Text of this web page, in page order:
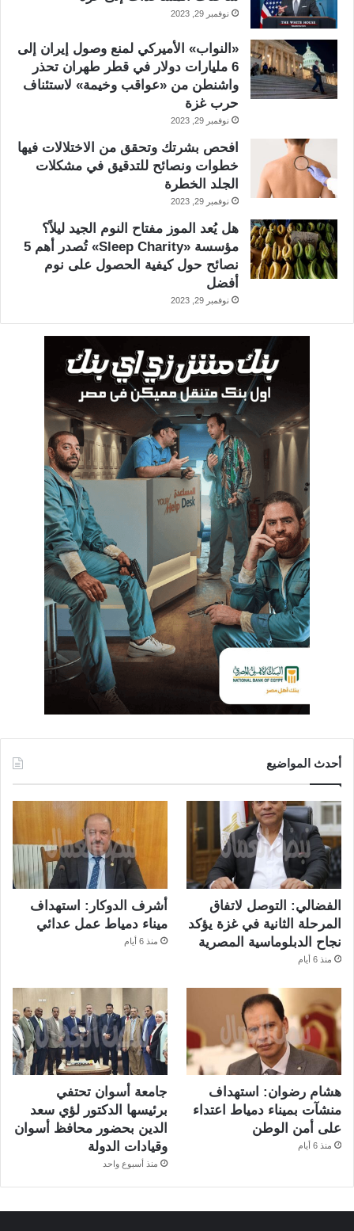
نوفمبر 29, 2023
«النواب» الأميركي لمنع وصول إيران إلى
6 مليارات دولار في قطر طهران تحذر
واشنطن من «عواقب وخيمة» لاستئناف
حرب غزة
نوفمبر 29, 2023
افحص بشرتك وتحقق من الاختلالات فيها
خطوات ونصائح للتدقيق في مشكلات
الجلد الخطرة
نوفمبر 29, 2023
هل يُعد الموز مفتاح النوم الجيد ليلاً؟
مؤسسة «Sleep Charity» تُصدر أهم 5
نصائح حول كيفية الحصول على نوم
أفضل
نوفمبر 29, 2023
أحدث المواضيع
الفضالي: التوصل لاتفاق
المرحلة الثانية في غزة يؤكد
نجاح الدبلوماسية المصرية
منذ 6 أيام
أشرف الدوكار: استهداف
ميناء دمياط عمل عدائي
منذ 6 أيام
هشام رضوان: استهداف
منشآت بميناء دمياط اعتداء
على أمن الوطن
منذ 6 أيام
جامعة أسوان تحتفي
برئيسها الدكتور لؤي سعد
الدين بحضور محافظ أسوان
وقيادات الدولة
منذ أسبوع واحد